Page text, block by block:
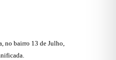
no bairro 13 de Julho,